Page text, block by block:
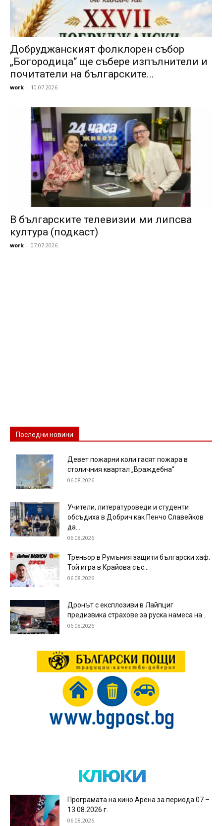
Добруджанският фолклорен събор
„Богородица“ ще събере изпълнители и
почитатели на българските...
work - 10.07.2026
В българските телевизии ми липсва
култура (подкаст)
work - 07.07.2026
Последни новини
Девет пожарни коли гасят пожара в
столичния квартал „Враждебна“
06.08.2026
Учители, литературоведи и студенти
обсъдиха в Добрич как Пенчо Славейков
да...
06.08.2026
Треньор в Румъния защити български хаф:
Той игра в Крайова със...
06.08.2026
Дронът с експлозиви в Лайпциг
предизвика страхове за руска намеса на...
06.08.2026
клюки
Програмата на кино Арена за периода 07 –
13.08.2026 г.
06.08.2026